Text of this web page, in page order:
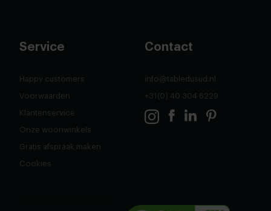
Service
Happy customers
Voorwaarden
Klantenservice
Onze woonwinkels
Gratis afspraak maken
Cookies
Contact
info@tabledusud.nl
+31(0) 40 304 6229